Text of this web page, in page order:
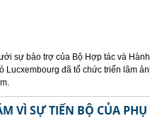
sự bảo trợ của Bộ Hợp tác và
đã tổ chức triển lãm
VÌ SỰ TIẾN BỘ CỦA